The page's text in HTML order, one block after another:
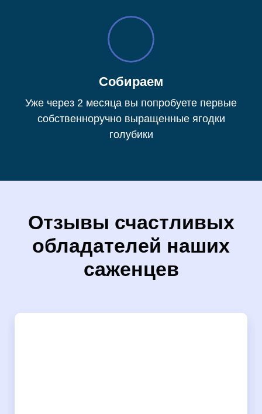
Собираем
Уже через 2 месяца вы попробуете первые
собственноручно выращенные ягодки
голубики
Отзывы счастливых
обладателей наших
саженцев